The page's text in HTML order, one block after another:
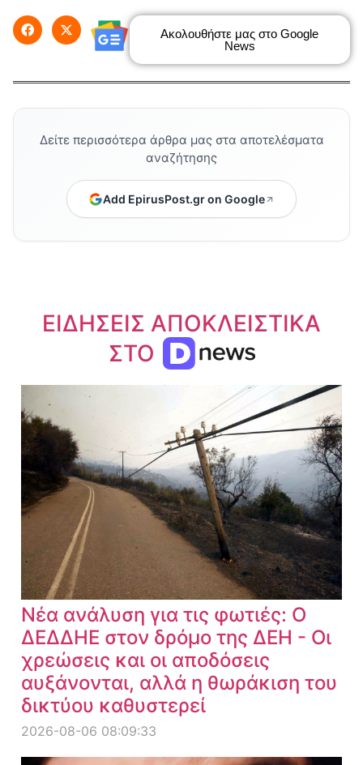
Ακολουθήστε μας στο Google
News
Δείτε περισσότερα άρθρα μας στα αποτελέσματα
αναζήτησης
Add EpirusPost.gr on Google
ΕΙΔΗΣΕΙΣ ΑΠΟΚΛΕΙΣΤΙΚΑ
ΣΤΟ
Νέα ανάλυση για τις φωτιές: Ο
ΔΕΔΔΗΕ στον δρόμο της ΔΕΗ - Οι
χρεώσεις και οι αποδόσεις
αυξάνονται, αλλά η θωράκιση του
δικτύου καθυστερεί
2026-08-06 08:09:33